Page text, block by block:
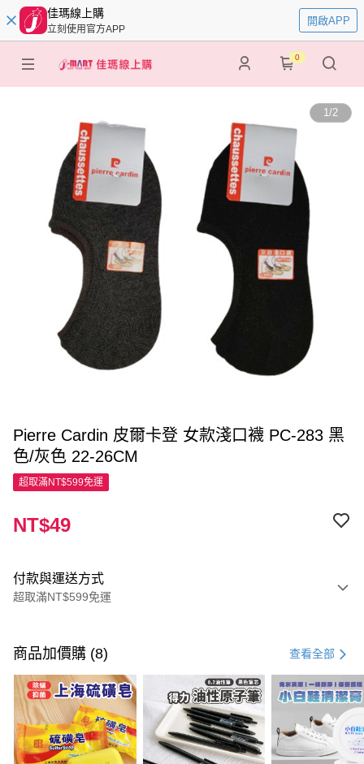
佳瑪線上購
立刻使用官方APP
開啟APP
0
1/2
Pierre Cardin 皮爾卡登 女款淺口襪 PC-283 黑
色/灰色 22-26CM
超取滿NT$599免運
NT$49
付款與運送方式
超取滿NT$599免運
信用卡一次付款
超商取貨付款
LINE Pay
Apple Pay
商品加價購 (8) 查看全部